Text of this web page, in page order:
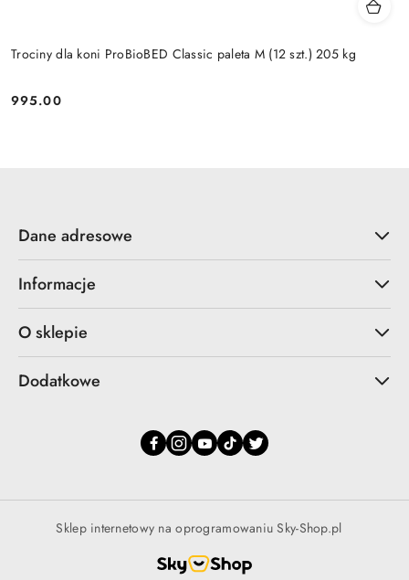
Trociny dla koni ProBioBED Classic paleta M (12 szt.) 205 kg
Cena:
995.00
Dane adresowe
Informacje
O sklepie
Dodatkowe
Sklep internetowy na oprogramowaniu Sky-Shop.pl